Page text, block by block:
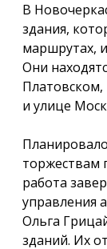
В
здания,
маршрутах,
Они
и улице
торжествам
работа
управления
Ольга
зданий. Их